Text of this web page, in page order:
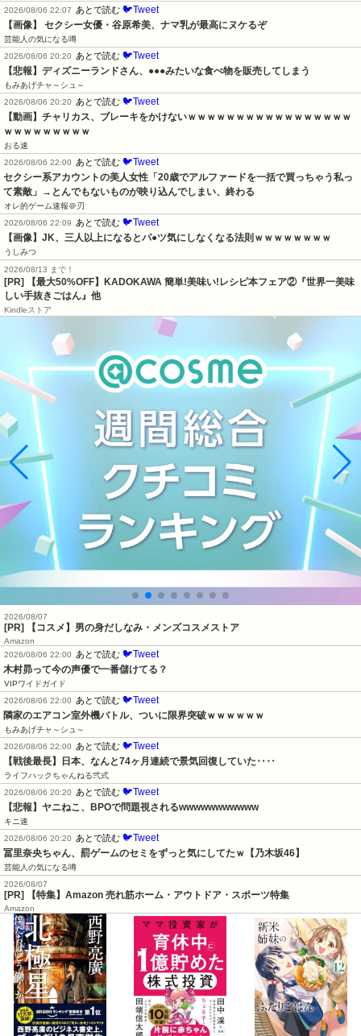
2026/08/06 22:07
あとで読む 🐦Tweet
【画像】 セクシー女優・谷原希美、ナマ乳が最高にヌケるぞ
芸能人の気になる噂
2026/08/06 20:20
あとで読む 🐦Tweet
【悲報】ディズニーランドさん、●●●みたいな食べ物を販売してしまう
もみあげチャ～シュ～
2026/08/06 20:20
あとで読む 🐦Tweet
【動画】チャリカス、ブレーキをかけないｗｗｗｗｗｗｗｗｗｗｗｗｗｗｗｗｗ
ｗｗｗｗｗｗｗｗｗ
おる速
2026/08/06 22:00
あとで読む 🐦Tweet
セクシー系アカウントの美人女性「20歳でアルファードを一括で買っちゃう私っ
て素敵」→とんでもないものが映り込んでしまい、終わる
オレ的ゲーム速報＠刃
2026/08/06 22:09
あとで読む 🐦Tweet
【画像】JK、三人以上になるとパ●ツ気にしなくなる法則ｗｗｗｗｗｗｗｗ
うしみつ
2026/08/13 まで！
[PR] 【最大50%OFF】KADOKAWA 簡単!美味い!レシピ本フェア②『世界一美味
しい手抜きごはん』他
Kindleストア
2026/08/07
[PR] 【コスメ】男の身だしなみ・メンズコスメストア
Amazon
2026/08/06 22:00
あとで読む 🐦Tweet
木村昴って今の声優で一番儲けてる？
VIPワイドガイド
2026/08/06 22:00
あとで読む 🐦Tweet
隣家のエアコン室外機バトル、ついに限界突破ｗｗｗｗｗｗ
もみあげチャ～シュ～
2026/08/06 22:00
あとで読む 🐦Tweet
【戦後最長】日本、なんと74ヶ月連続で景気回復していた‥‥
ライフハックちゃんねる弐式
2026/08/06 20:20
あとで読む 🐦Tweet
【悲報】ヤニねこ、BPOで問題視されるwwwwwwwwwww
キニ速
2026/08/06 20:20
あとで読む 🐦Tweet
冨里奈央ちゃん、罰ゲームのセミをずっと気にしてたｗ【乃木坂46】
芸能人の気になる噂
2026/08/07
[PR] 【特集】Amazon 売れ筋ホーム・アウトドア・スポーツ特集
Amazon